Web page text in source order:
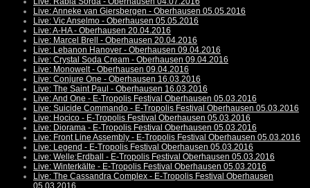
Live: Anneke van Giersbergen - Oberhausen 05.05.2016
Live: Vic Anselmo - Oberhausen 05.05.2016
Live: A-HA - Oberhausen 20.04.2016
Live: Marcel Brell - Oberhausen 20.04.2016
Live: Lebanon Hanover - Oberhausen 09.04.2016
Live: Crystal Soda Cream - Oberhausen 09.04.2016
Live: Monowelt - Oberhausen 09.04.2016
Live: Conjure One - Oberhausen 16.03.2016
Live: The Saint Paul - Oberhausen 16.03.2016
Live: And One - E-Tropolis Festival Oberhausen 05.03.2016
Live: Suicide Commando - E-Tropolis Festival Oberhausen 05.03.2016
Live: Hocico - E-Tropolis Festival Oberhausen 05.03.2016
Live: Diorama - E-Tropolis Festival Oberhausen 05.03.2016
Live: Front Line Assembly - E-Tropolis Festival Oberhausen 05.03.2016
Live: Legend - E-Tropolis Festival Oberhausen 05.03.2016
Live: Welle:Erdball - E-Tropolis Festival Oberhausen 05.03.2016
Live: Winterkälte - E-Tropolis Festival Oberhausen 05.03.2016
Live: The Cassandra Complex - E-Tropolis Festival Oberhausen